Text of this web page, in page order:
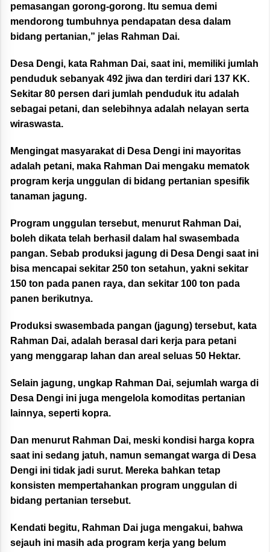
pemasangan gorong-gorong. Itu semua demi
mendorong tumbuhnya pendapatan desa dalam
bidang pertanian,” jelas Rahman Dai.
Desa Dengi, kata Rahman Dai, saat ini, memiliki jumlah
penduduk sebanyak 492 jiwa dan terdiri dari 137 KK.
Sekitar 80 persen dari jumlah penduduk itu adalah
sebagai petani, dan selebihnya adalah nelayan serta
wiraswasta.
Mengingat masyarakat di Desa Dengi ini mayoritas
adalah petani, maka Rahman Dai mengaku mematok
program kerja unggulan di bidang pertanian spesifik
tanaman jagung.
Program unggulan tersebut, menurut Rahman Dai,
boleh dikata telah berhasil dalam hal swasembada
pangan. Sebab produksi jagung di Desa Dengi saat ini
bisa mencapai sekitar 250 ton setahun, yakni sekitar
150 ton pada panen raya, dan sekitar 100 ton pada
panen berikutnya.
Produksi swasembada pangan (jagung) tersebut, kata
Rahman Dai, adalah berasal dari kerja para petani
yang menggarap lahan dan areal seluas 50 Hektar.
Selain jagung, ungkap Rahman Dai, sejumlah warga di
Desa Dengi ini juga mengelola komoditas pertanian
lainnya, seperti kopra.
Dan menurut Rahman Dai, meski kondisi harga kopra
saat ini sedang jatuh, namun semangat warga di Desa
Dengi ini tidak jadi surut. Mereka bahkan tetap
konsisten mempertahankan program unggulan di
bidang pertanian tersebut.
Kendati begitu, Rahman Dai juga mengakui, bahwa
sejauh ini masih ada program kerja yang belum